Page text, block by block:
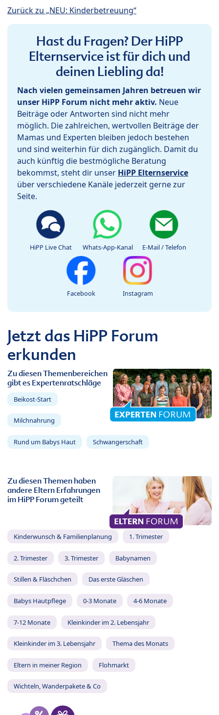
Zurück zu „NEU: Kinderbetreuung“
Hast du Fragen? Der HiPP
Elternservice ist für dich und
deinen Liebling da!
Nach vielen gemeinsamen Jahren betreuen wir
unser HiPP Forum nicht mehr aktiv. Neue
Beiträge oder Antworten sind nicht mehr
möglich. Die zahlreichen, wertvollen Beiträge der
Mamas und Experten bleiben jedoch bestehen
und sind weiterhin für dich zugänglich. Damit du
auch künftig die bestmögliche Beratung
bekommst, steht dir unser HiPP Elternservice
über verschiedene Kanäle jederzeit gerne zur
Seite.
HiPP Live Chat Whats-App-Kanal E-Mail / Telefon
Facebook Instagram
Jetzt das HiPP Forum
erkunden
Zu diesen Themenbereichen
gibt es Expertenratschläge
Beikost-Start
Milchnahrung
Rund um Babys Haut Schwangerschaft
Zu diesen Themen haben
andere Eltern Erfahrungen
im HiPP Forum geteilt
Kinderwunsch & Familienplanung 1. Trimester
2. Trimester 3. Trimester Babynamen
Stillen & Fläschchen Das erste Gläschen
Babys Hautpflege 0-3 Monate 4-6 Monate
7-12 Monate Kleinkinder im 2. Lebensjahr
Kleinkinder im 3. Lebensjahr Thema des Monats
Eltern in meiner Region Flohmarkt
Wichteln, Wanderpakete & Co